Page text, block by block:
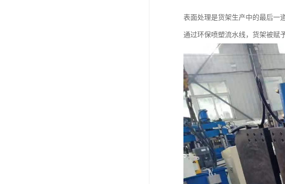
表面处理是货架生产中的最后一
通过环保喷塑流水线，货架被赋